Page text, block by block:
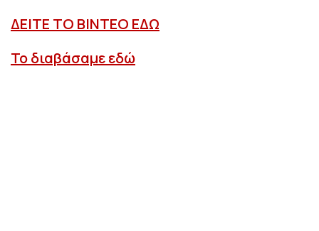
ΔΕΙΤΕ ΤΟ ΒΙΝΤΕΟ ΕΔΩ
Το διαβάσαμε εδώ